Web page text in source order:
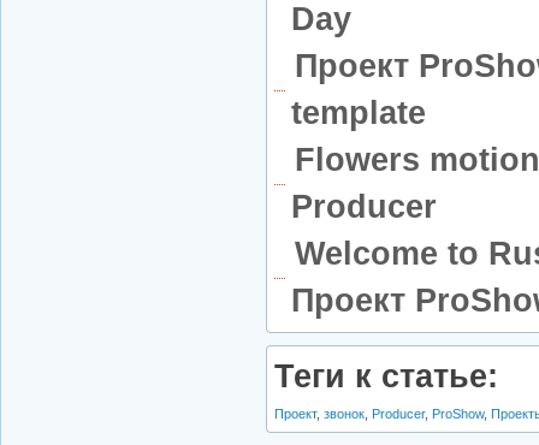
Day
Проект
template
Flowers
Producer
Welcome to
Проект
Теги к статье:
Проект, звонок Producer, ProShow,